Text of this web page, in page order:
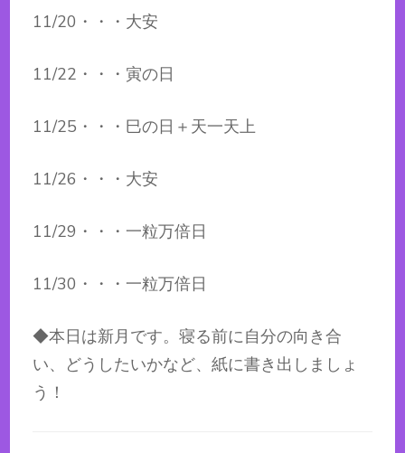
11/20・・・大安
11/22・・・寅の日
11/25・・・巳の日＋天一天上
11/26・・・大安
11/29・・・一粒万倍日
11/30・・・一粒万倍日
◆本日は新月です。寝る前に自分の向き合
い、どうしたいかなど、紙に書き出しましょ
う！